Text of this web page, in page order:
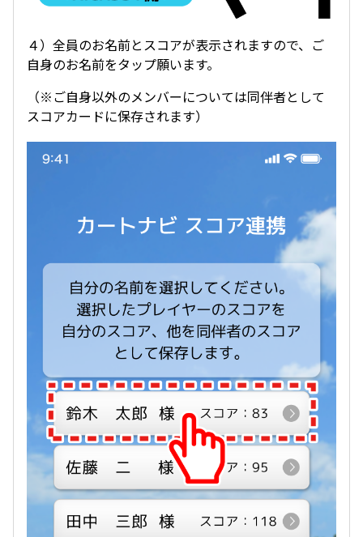
４）全員のお名前とスコアが表示されますので、ご
自身のお名前をタップ願います。
（※ご自身以外のメンバーについては同伴者として
スコアカードに保存されます）